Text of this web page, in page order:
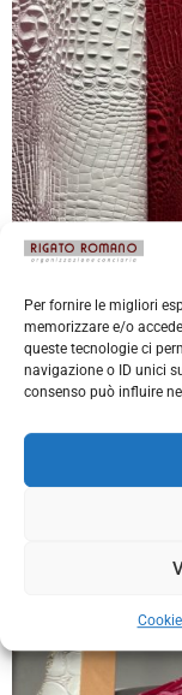
Per fornire le migliori
memorizzare e/o
queste tecnologie ci
navigazione o ID unici
consenso può influire